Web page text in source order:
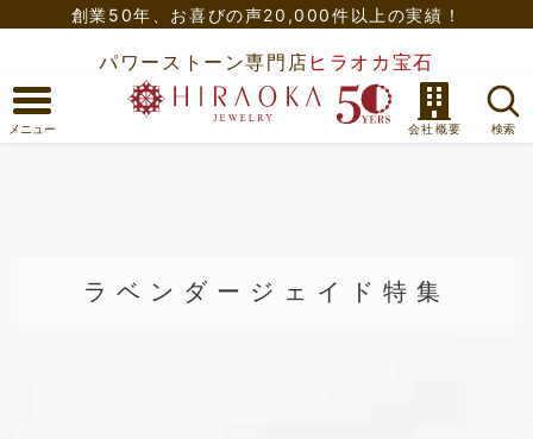
創業50年、 お喜びの声20,000件以上の実績！
パワーストーン専門店 ヒラオカ宝石
ラベンダージェイド 特集